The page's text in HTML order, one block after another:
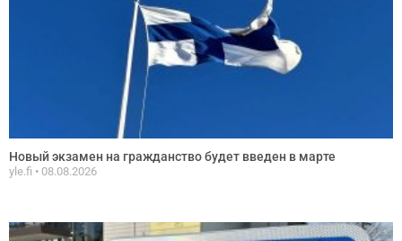
Новый экзамен на гражданство будет введен в марте
yle.fi 08.08.2026